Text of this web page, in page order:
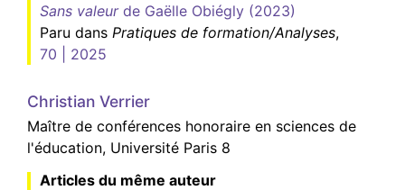
Sans valeurde Gaëlle Obiégly (2023)
Paru dans Pratiques de formation/Analyses,
70 | 2025
Christian Verrier
Maître de conférences honoraire en sciences de
l'éducation, Université Paris 8
Articles du même auteur